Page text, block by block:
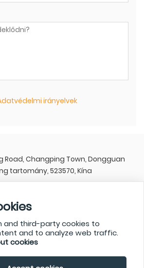
irányelvek
Road, Changping Town, Dongguan
tartomány, 523570, Kína
0769-83998188-850
and third-party cookies to
and to analyze web traffic.
cookies